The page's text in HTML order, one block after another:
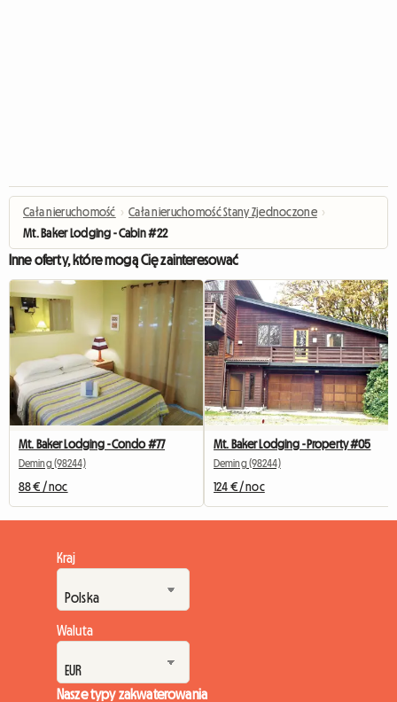
Cała nieruchomość › Cała nieruchomość Stany Zjednoczone ›
Mt. Baker Lodging - Cabin #22
Inne oferty, które mogą Cię zainteresować
Mt. Baker Lodging - Condo #77
Deming (98244)
88 € / noc
Mt. Baker Lodging - Property #05
Deming (98244)
124 € / noc
Kraj
Waluta
Nasze typy zakwaterowania